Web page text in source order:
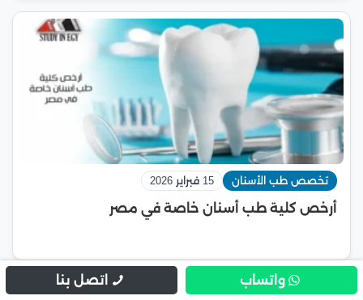
تخصص طب الأسنان 15 فبراير 2026
أرخص كلية طب أسنان خاصة في مصر
واتساب اتصل بنا